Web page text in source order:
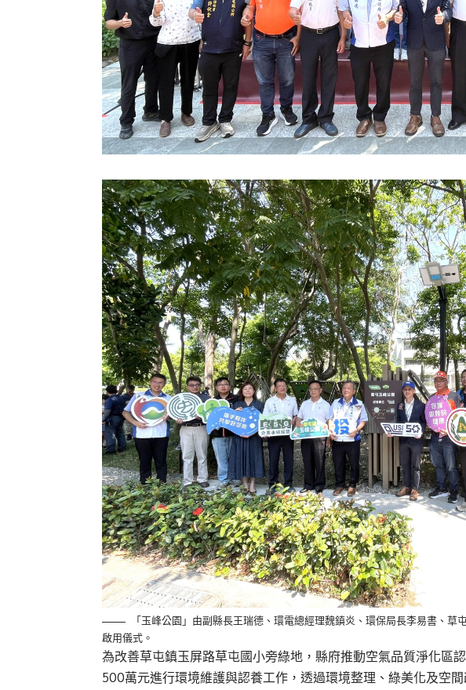
「玉峰公園」由副縣長王瑞德、環電總經理魏鎮炎、環保局長李易書、
啟用儀式。
為改善草屯鎮玉屏路草屯國小旁綠地，縣府推動空氣品質淨化區
500萬元進行環境維護與認養工作，透過環境整理、綠美化及空